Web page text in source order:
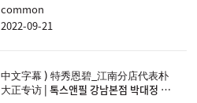
인
common
2022-09-21
中文字幕 ) 特秀恩碧_江南分店代表朴
大正专访 | 톡스앤필 강남본점 박대정 대